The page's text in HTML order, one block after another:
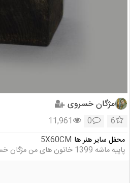
مژگان خسروی
6
0
11,961
محفل سایر هنر ها 5X60CM
پاپیه ماشه 1399 خاتون های من مژگان خسروی